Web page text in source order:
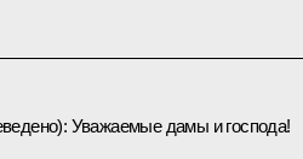
: Уважаемые дамы и господа!